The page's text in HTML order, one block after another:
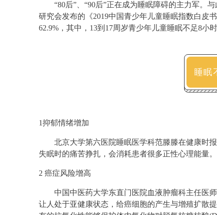
“80后”、“90后”正在成为睡眠障碍的主力军。
研究会发布的《2019中国青少年儿童睡眠指数白皮
62.9%，其中，13到17周岁青少年儿童睡眠不足8小
睡眠
1抑郁情绪增加
北京大学第六医院睡眠医学科范滕滕在健康时
失眠时的痛苦挣扎，会消耗患者很多正性心理能量
2 癌症风险增高
中国中医药大学东直门医院血液肿瘤科主任医
让人处于亚健康状态，给癌细胞的产生与增殖扩散